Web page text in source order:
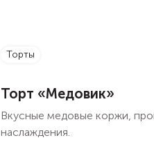
торты
Торт «Медовик»
Вкусные медовые коржи,
наслаждения.